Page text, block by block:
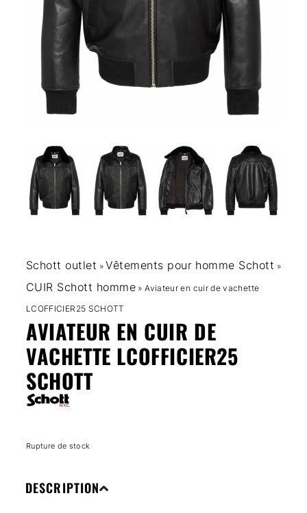
Schott outlet »Vêtements pour homme Schott »
CUIR Schott homme »Aviateur en cuir de vachette
LCOFFICIER25 SCHOTT
AVIATEUR EN CUIR DE
VACHETTE LCOFFICIER25
SCHOTT
Rupture de stock
DESCRIPTION